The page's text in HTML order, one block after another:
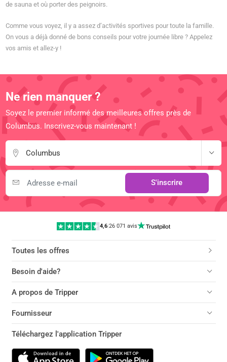
de sauna et où porter des peignoirs.
Comme vous voyez, il y a assez d’activités sportives pour toute la famille.
On vous a déjà donné de bons conseils pour votre journée libre ? Appelez
vos amis et allez-y !
Ne rien manquer ?
Soyez le premier informé des meilleures offres près de
Columbus. Inscrivez-vous maintenant !
Columbus
S'inscrire
4,6 |26 071 avis
Toutes les offres
Besoin d'aide?
A propos de Tripper
Fournisseur
Téléchargez l'application Tripper